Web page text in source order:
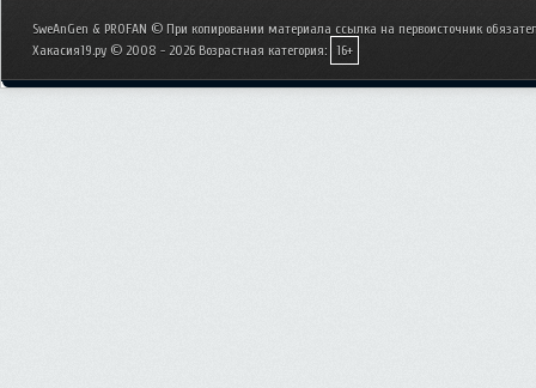
SweAnGen & PROFAN © При копировании материала ссылка на первоисточник
Хакасия19.ру © 2008 - 2026 Возрастная категория: 16+